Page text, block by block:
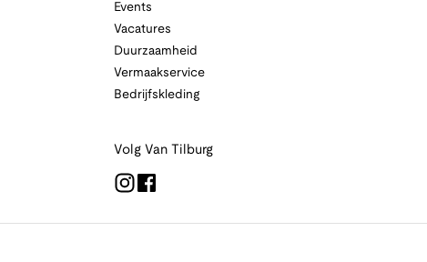
Events
Vacatures
Duurzaamheid
Vermaakservice
Bedrijfskleding
Volg Van Tilburg